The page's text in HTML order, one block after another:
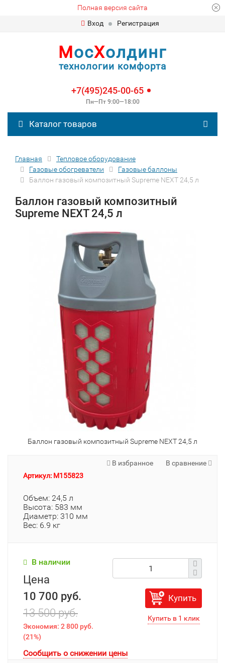
Полная версия сайта
Вход
Регистрация
МосХолдинг
технологии комфорта
+7(495)245-00-65
Пн—Пт 9:00—18:00
Каталог товаров
Главная
Тепловое оборудование
Газовые обогреватели
Газовые баллоны
Баллон газовый композитный Supreme NEXT 24,5 л
Баллон газовый композитный
Supreme NEXT 24,5 л
Баллон газовый композитный Supreme NEXT 24,5 л
В избранное
В сравнение
Артикул: M155823
Объем: 24,5 л
Высота: 583 мм
Диаметр: 310 мм
Вес: 6.9 кг
В наличии
Цена
10 700 руб.
13 500 руб.
Экономия: 2 800 руб.
(21%)
Купить
Сообщить о снижении цены